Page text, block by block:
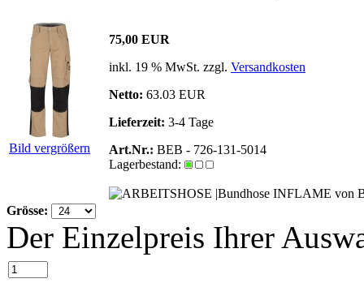
Bild vergrößern
75,00 EUR
inkl. 19 % MwSt. zzgl. Versandkosten
Netto: 63.03 EUR
Lieferzeit: 3-4 Tage
Art.Nr.: BEB - 726-131-5014
Lagerbestand:
Grösse:
Der Einzelpreis Ihrer